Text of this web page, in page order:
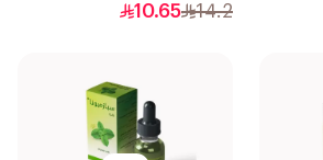
14.2
10.65